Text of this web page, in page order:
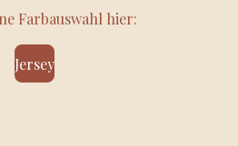
Farbauswahl hier:
Jersey